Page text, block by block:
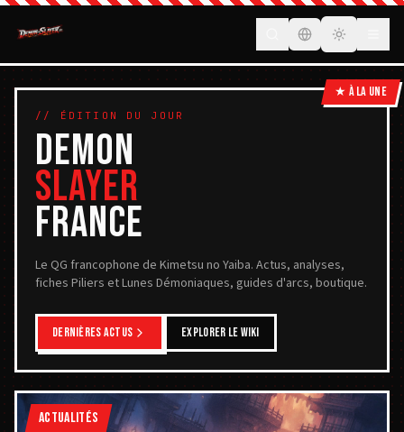
FR
ACTUALITÉS
PERSONNAGES
PILIERS
LUNES
GUIDES
BOUTIQUE
CONTACT
★ À LA UNE
// ÉDITION DU JOUR
DEMON
SLAYER
FRANCE
Le QG francophone de Kimetsu no Yaiba. Actus, analyses,
fiches Piliers et Lunes Démoniaques, guides d'arcs, boutique.
DERNIÈRES ACTUS EXPLORER LE WIKI
ACTUALITÉS